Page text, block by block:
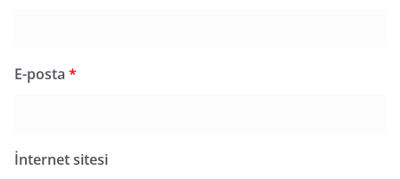
E-posta *
İnternet sitesi